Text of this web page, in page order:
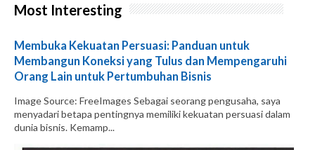
Most Interesting
Membuka Kekuatan Persuasi: Panduan untuk
Membangun Koneksi yang Tulus dan Mempengaruhi
Orang Lain untuk Pertumbuhan Bisnis
Image Source: FreeImages‍ Sebagai seorang pengusaha, saya
menyadari betapa pentingnya memiliki kekuatan persuasi dalam
dunia bisnis. Kemamp...